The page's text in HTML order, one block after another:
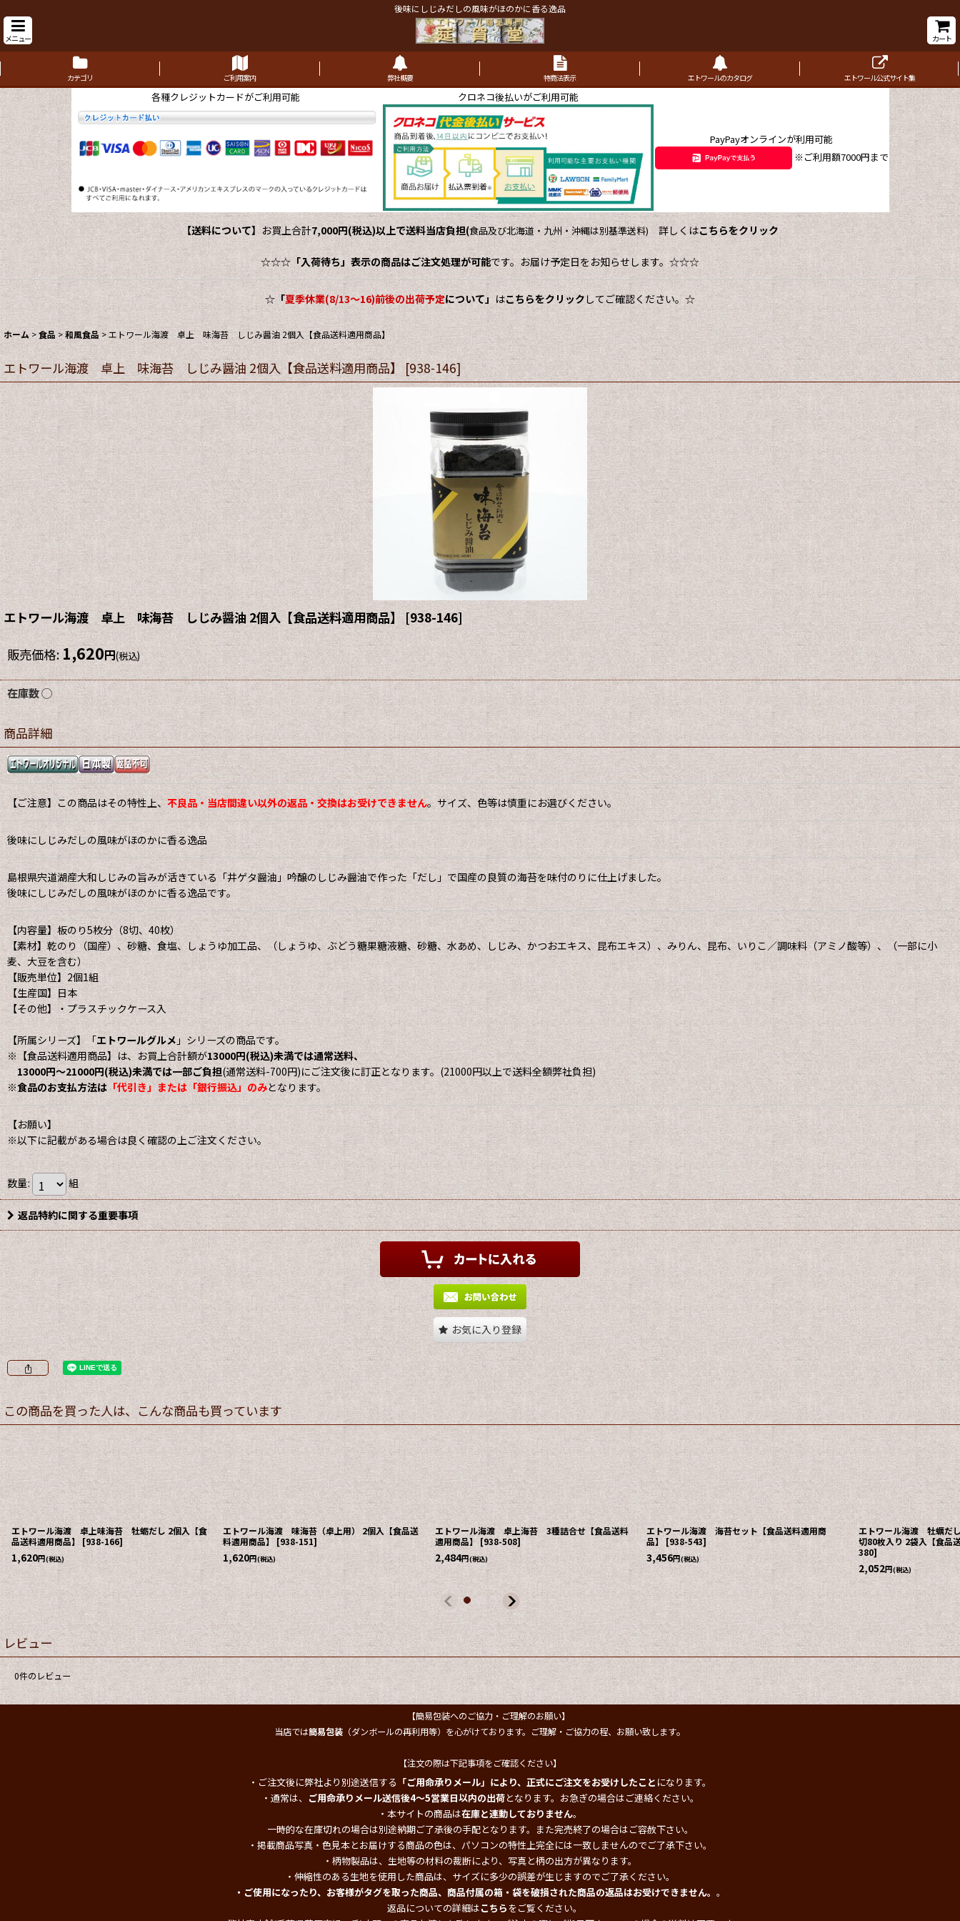
後味にしじみだしの風味がほのかに香る逸品
メニュー カート
カテゴリ ご利用案内 弊社概要 特商法表示 エトワールのカタログ エトワール公式サイト集
各種クレジットカードがご利用可能 クロネコ後払いがご利用可能
PayPayオンラインが利用可能
※ご利用額7000円まで
【送料について】 お買上合計7,000円(税込)以上で送料当店負担(食品及び北海道・九州・沖縄は別基準送料)詳しくはこちらをクリック
☆☆☆ 「入荷待ち」表示の商品はご注文処理が可能です。お届け予定日をお知らせします。☆☆☆
☆ 「夏季休業(8/13～16)前後の出荷予定について」 はこちらをクリックしてご確認ください。☆
ホーム >食品 >和風食品 >エトワール海渡 卓上 味海苔 しじみ醤油 2個入【食品送料適用商品】
エトワール海渡 卓上 味海苔 しじみ醤油 2個入【食品送料適用商品】 [938-146]
エトワール海渡 卓上 味海苔 しじみ醤油 2個入【食品送料適用商品】 [938-146]
販売価格:1,620円(税込)
在庫数 ◯
商品詳細
【ご注意】この商品はその特性上、不良品・当店間違い以外の返品・交換はお受けできません。サイズ、色等は慎重にお選びください。
後味にしじみだしの風味がほのかに香る逸品
島根県宍道湖産大和しじみの旨みが活きている「井ゲタ醤油」吟醸のしじみ醤油で作った「だし」で国産の良質の海苔を味付のりに仕上げました。
後味にしじみだしの風味がほのかに香る逸品です。
【内容量】板のり5枚分（8切、40枚）
【素材】乾のり（国産）、砂糖、食塩、しょうゆ加工品、（しょうゆ、ぶどう糖果糖液糖、砂糖、水あめ、しじみ、かつおエキス、昆布エキス）、みりん、昆布、いりこ／調味料（アミノ酸等）、（一部に小
麦、大豆を含む）
【販売単位】2個1組
【生産国】日本
【その他】・プラスチックケース入
【所属シリーズ】「エトワールグルメ」シリーズの商品です。
※【食品送料適用商品】は、お買上合計額が13000円(税込)未満では通常送料、
13000円〜21000円(税込)未満では一部ご負担(通常送料-700円)にご注文後に訂正となります。(21000円以上で送料全額弊社負担)
※食品のお支払方法は 「代引き」または「銀行振込」のみとなります。
【お願い】
※以下に記載がある場合は良く確認の上ご注文ください。
数量: 組
返品特約に関する重要事項
お気に入り登録
この商品を買った人は、こんな商品も買っています
エトワール海渡 卓上味海苔 牡蛎だし 2個入【食
品送料適用商品】
[938-166]
1,620円(税込)
エトワール海渡 味海苔（卓上用） 2個入【食品送
料適用商品】
[938-151]
1,620円(税込)
エトワール海渡 卓上海苔 3種詰合せ【食品送料
適用商品】 [938-508]
2,484円(税込)
エトワール海渡 海苔セット【食品送料適用商
品】[938-543]
3,456円(税込)
エトワール海渡 牡蠣
切80枚入り 2袋入【食品
380]
2,052円(税込)
レビュー
0件のレビュー
【簡易包装へのご協力・ご理解のお願い】
当店では簡易包装（ダンボールの再利用等）を心がけております。ご理解・ご協力の程、お願い致します。
【注文の際は下記事項をご確認ください】
・ご注文後に弊社より別途送信する 「ご用命承りメール」により、正式にご注文をお受けしたこと になります。
・通常は、 ご用命承りメール送信後4～5営業日以内の出荷となります。お急ぎの場合はご連絡ください。
・本サイトの商品は在庫と連動しておりません。
一時的な在庫切れの場合は別途納期ご了承後の手配となります。また完売終了の場合はご容赦下さい。
・掲載商品写真・色見本とお届けする商品の色は、パソコンの特性上完全には一致しませんのでご了承下さい。
・柄物製品は、生地等の材料の裁断により、写真と柄の出方が異なります。
・伸縮性のある生地を使用した商品は、サイズに多少の誤差が生じますのでご了承ください。
・ご使用になったり、お客様がタグを取った商品、商品付属の箱・袋を破損された商品の返品はお受けできません。 。
返品についての詳細はこちらをご覧ください。